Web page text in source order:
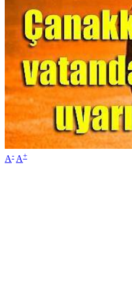
A- A+